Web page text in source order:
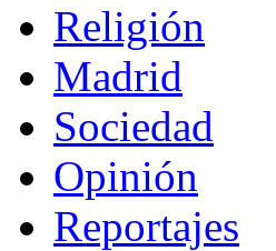
Religión
Madrid
Sociedad
Opinión
Reportajes